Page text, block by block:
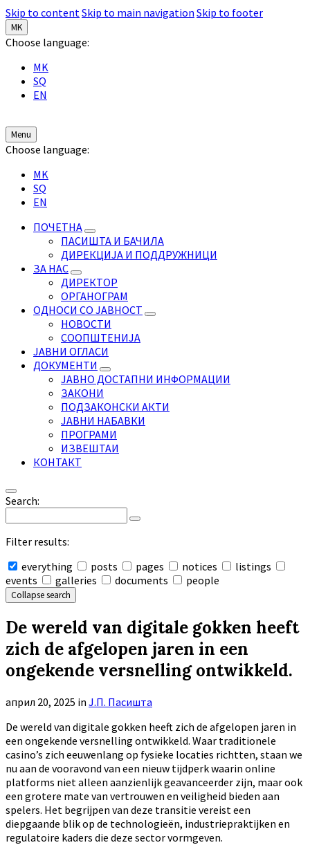
Skip to contentSkip to main navigation Skip to footer
MK
Choose language:
MK
SQ
EN
Menu
Choose language:
MK
SQ
EN
ПОЧЕТНА
ПАСИШТА И БАЧИЛА
ДИРЕКЦИЈА И ПОДДРУЖНИЦИ
ЗА НАС
ДИРЕКТОР
ОРГАНОГРАМ
ОДНОСИ СО ЈАВНОСТ
НОВОСТИ
СООПШТЕНИЈА
ЈАВНИ ОГЛАСИ
ДОКУМЕНТИ
ЈАВНО ДОСТАПНИ ИНФОРМАЦИИ
ЗАКОНИ
ПОДЗАКОНСКИ АКТИ
ЈАВНИ НАБАВКИ
ПРОГРАМИ
ИЗВЕШТАИ
КОНТАКТ
Search:
Filter results:
everything
posts pages notices
listings
events
galleries documents people
Collapse search
De wereld van digitale gokken heeft
zich de afgelopen jaren in een
ongekende versnelling ontwikkeld.
април 20, 2025 in Ј.П. Пасишта
De wereld van digitale gokken heeft zich de afgelopen jaren in
een ongekende versnelling ontwikkeld. Waar traditionele
casino’s zich eeuwenlang op fysieke locaties richtten, staan we
nu aan de vooravond van een nieuw tijdperk waarin online
platforms niet alleen aanzienlijk geavanceerder zijn, maar ook
een grotere mate van vertrouwen en veiligheid bieden aan
spelers. Het begrijpen van deze transitie vereist een
diepgaande blik op de technologieën, industriepraktijken en
regulatoire kaders die deze sector vormgeven.